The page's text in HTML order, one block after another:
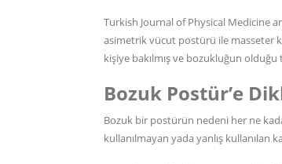
Turkish Journal of Physical Medicine
asimetrik vücut postürü ile masseter
kişiye bakılmış ve bozukluğun
Bozuk Postür’e
Bozuk bir postürün nedeni her ne
kullanılmayan yada yanlış kullanılan